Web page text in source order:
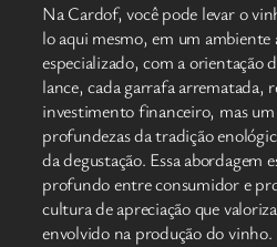
Na Cardof, você pode levar o
lo aqui mesmo, em um ambiente
especializado, com a orientação
lance, cada garrafa arrematada,
investimento financeiro, mas
profundezas da tradição
da degustação. Essa abordagem
profundo entre consumidor e
cultura de apreciação que
envolvido na produção do vinho.